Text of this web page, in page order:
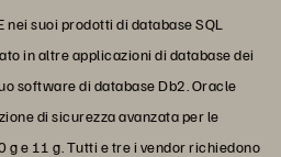
suoi prodotti di database SQL
in altre applicazioni di database dei
software di database Db2. Oracle
di sicurezza avanzata per le
g e 11 g. Tutti e tre i vendor richiedono